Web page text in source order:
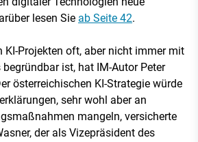
lesen Sie ab Seite 42.
Projekten oft, aber nicht immer mit
ist, hat IM-Autor Peter
österreichischen KI-Strategie würde
sehr wohl aber an
mangeln, versicherte
der als Vizepräsident des